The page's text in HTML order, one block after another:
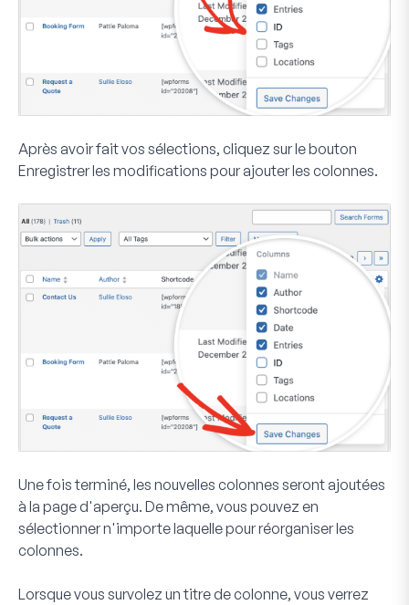
Après avoir fait vos sélections, cliquez sur le bouton
Enregistrer les modifications pour ajouter les colonnes.
Une fois terminé, les nouvelles colonnes seront ajoutées
à la page d'aperçu. De même, vous pouvez en
sélectionner n'importe laquelle pour réorganiser les
colonnes.
Lorsque vous survolez un titre de colonne, vous verrez